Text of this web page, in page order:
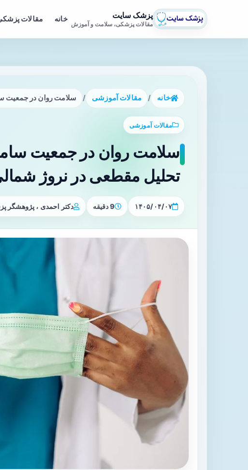
پزشک سایت
مقالات پزشکی، سلامت و آموزش
خانه مقالات
خانه / مقالات آموزشی / سلامت روان در جمعیت
مقالات آموزشی
سلامت روان در جمعیت
تحلیل مقطعی در نروژ شمالی (۲۰۰۴ و
۱۴۰۵/۰۴/۰۷ 9 دقیقه دکتر احمدی ، پژوهشگر